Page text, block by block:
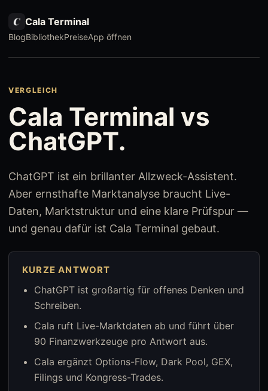
Cala Terminal
BlogBibliothekPreiseApp öffnen
VERGLEICH
Cala Terminal vs
ChatGPT.
ChatGPT ist ein brillanter Allzweck-Assistent.
Aber ernsthafte Marktanalyse braucht Live-
Daten, Marktstruktur und eine klare Prüfspur —
und genau dafür ist Cala Terminal gebaut.
KURZE ANTWORT
ChatGPT ist großartig für offenes Denken und
Schreiben.
Cala ruft Live-Marktdaten ab und führt über
90 Finanzwerkzeuge pro Antwort aus.
Cala ergänzt Options-Flow, Dark Pool, GEX,
Filings und Kongress-Trades.